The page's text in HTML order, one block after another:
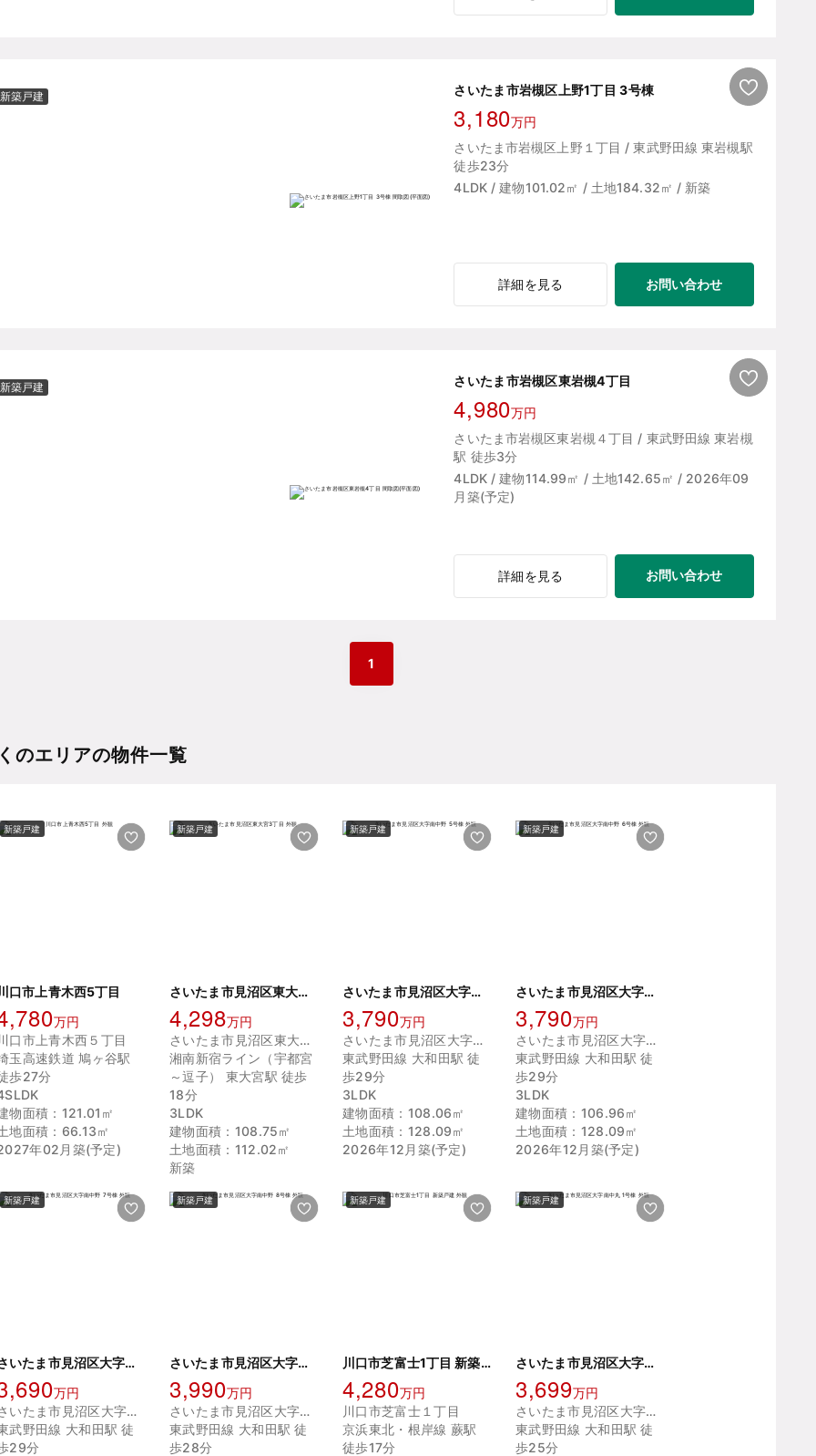
新築戸建 さいたま市岩槻区上野1丁目 3号棟
3,180万円
さいたま市岩槻区上野１丁目 / 東武野田線 東岩槻駅
徒歩23分
4LDK / 建物101.02㎡ / 土地184.32㎡ / 新築
詳細を見る お問い合わせ
新築戸建 さいたま市岩槻区東岩槻4丁目
4,980万円
さいたま市岩槻区東岩槻４丁目 / 東武野田線 東岩槻
駅 徒歩3分
4LDK / 建物114.99㎡ / 土地142.65㎡ / 2026年09
月築(予定)
詳細を見る お問い合わせ
1
のエリアの物件一覧
新築戸建
口市上青木西5丁目
万円
口市上青木西５丁目
玉高速鉄道 鳩ヶ谷駅
歩27分
物面積：121.01㎡
地面積：66.13㎡
年02月築(予定)
新築戸建
さいたま市見沼区東大宮3丁目
4,298万円
さいたま市見沼区東大宮３丁目
湘南新宿ライン（宇都宮
～逗子） 東大宮駅 徒歩
18分
3LDK
建物面積：108.75㎡
土地面積：112.02㎡
新築
新築戸建
さいたま市見沼区大字南中野 5号棟
3,790万円
さいたま市見沼区大字南中野
東武野田線 大和田駅 徒
歩29分
3LDK
建物面積：108.06㎡
土地面積：128.09㎡
2026年12月築(予定)
新築戸建
さいたま市見沼区大字南中野 6号棟
3,790万円
さいたま市見沼区大字南中野
東武野田線 大和田駅 徒
歩29分
3LDK
建物面積：106.96㎡
土地面積：128.09㎡
2026年12月築(予定)
新築戸建
さいたま市見沼区大字南中野 7号棟
万円
さいたま市見沼区大字南中野
武野田線 大和田駅 徒
29分
新築戸建
さいたま市見沼区大字南中野 8号棟
3,990万円
さいたま市見沼区大字南中野
東武野田線 大和田駅 徒
歩28分
新築戸建
川口市芝富士1丁目 新築戸建
4,280万円
川口市芝富士１丁目
京浜東北・根岸線 蕨駅
徒歩17分
新築戸建
さいたま市見沼区大字南中丸 1号棟
3,699万円
さいたま市見沼区大字南中丸
東武野田線 大和田駅 徒
歩25分